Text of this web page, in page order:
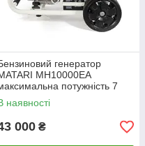
генератор
MH10000EA
потужність 7
наявності
000 ₴